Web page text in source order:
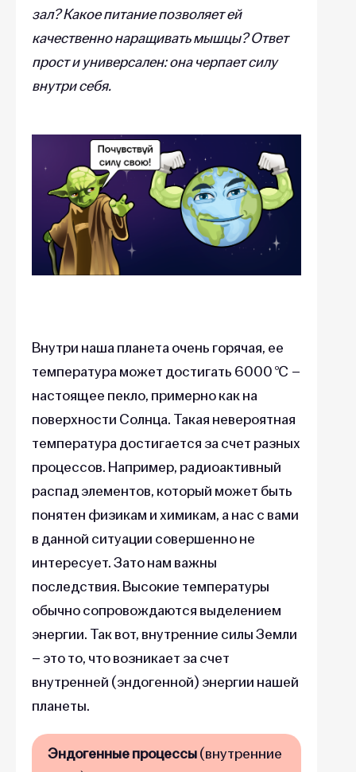
зал? Какое питание позволяет ей
качественно наращивать мышцы? Ответ
прост и универсален: она черпает силу
внутри себя.
Внутри наша планета очень горячая, ее
температура может достигать 6000 ℃ –
настоящее пекло, примерно как на
поверхности Солнца. Такая невероятная
температура достигается за счет разных
процессов. Например, радиоактивный
распад элементов, который может быть
понятен физикам и химикам, а нас с вами
в данной ситуации совершенно не
интересует. Зато нам важны
последствия. Высокие температуры
обычно сопровождаются выделением
энергии. Так вот, внутренние силы Земли
– это то, что возникает за счет
внутренней (эндогенной) энергии нашей
планеты.
Эндогенные процессы(внутренние